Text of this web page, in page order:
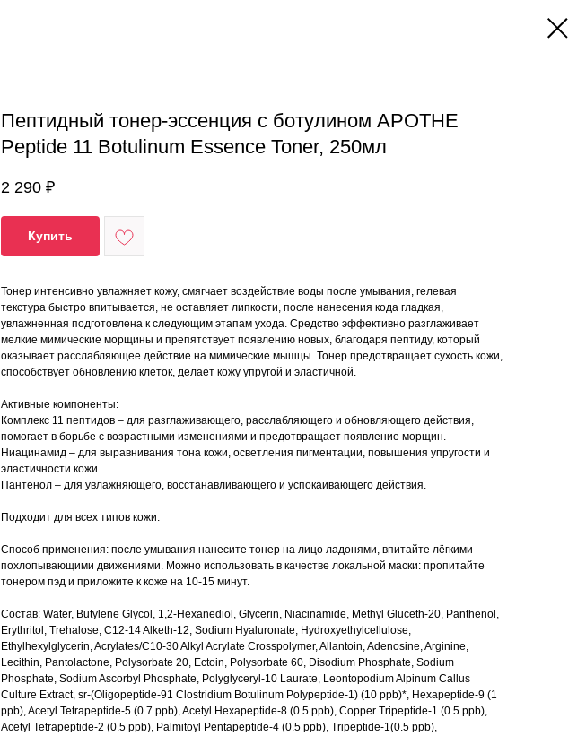
Пептидный тонер-эссенция с ботулином APOTHE
Peptide 11 Botulinum Essence Toner, 250мл
2 290 ₽
Купить
Тонер интенсивно увлажняет кожу, смягчает воздействие воды после умывания, гелевая
текстура быстро впитывается, не оставляет липкости, после нанесения кода гладкая,
увлажненная подготовлена к следующим этапам ухода. Средство эффективно разглаживает
мелкие мимические морщины и препятствует появлению новых, благодаря пептиду, который
оказывает расслабляющее действие на мимические мышцы. Тонер предотвращает сухость кожи,
способствует обновлению клеток, делает кожу упругой и эластичной.
Активные компоненты:
Комплекс 11 пептидов – для разглаживающего, расслабляющего и обновляющего действия,
помогает в борьбе с возрастными изменениями и предотвращает появление морщин.
Ниацинамид – для выравнивания тона кожи, осветления пигментации, повышения упругости и
эластичности кожи.
Пантенол – для увлажняющего, восстанавливающего и успокаивающего действия.
Подходит для всех типов кожи.
Способ применения: после умывания нанесите тонер на лицо ладонями, впитайте лёгкими
похлопывающими движениями. Можно использовать в качестве локальной маски: пропитайте
тонером пэд и приложите к коже на 10-15 минут.
Состав: Water, Butylene Glycol, 1,2-Hexanediol, Glycerin, Niacinamide, Methyl Gluceth-20, Panthenol,
Erythritol, Trehalose, C12-14 Alketh-12, Sodium Hyaluronate, Hydroxyethylcellulose,
Ethylhexylglycerin, Acrylates/C10-30 Alkyl Acrylate Crosspolymer, Allantoin, Adenosine, Arginine,
Lecithin, Pantolactone, Polysorbate 20, Ectoin, Polysorbate 60, Disodium Phosphate, Sodium
Phosphate, Sodium Ascorbyl Phosphate, Polyglyceryl-10 Laurate, Leontopodium Alpinum Callus
Culture Extract, sr-(Oligopeptide-91 Clostridium Botulinum Polypeptide-1) (10 ppb)*, Hexapeptide-9 (1
ppb), Acetyl Tetrapeptide-5 (0.7 ppb), Acetyl Hexapeptide-8 (0.5 ppb), Copper Tripeptide-1 (0.5 ppb),
Acetyl Tetrapeptide-2 (0.5 ppb), Palmitoyl Pentapeptide-4 (0.5 ppb), Tripeptide-1(0.5 ppb),